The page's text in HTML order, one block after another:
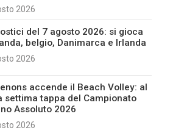
2026
del 7 agosto 2026: si gioca
belgio, Danimarca e Irlanda
2026
accende il Beach Volley: al
settima tappa del Campionato
Assoluto 2026
2026